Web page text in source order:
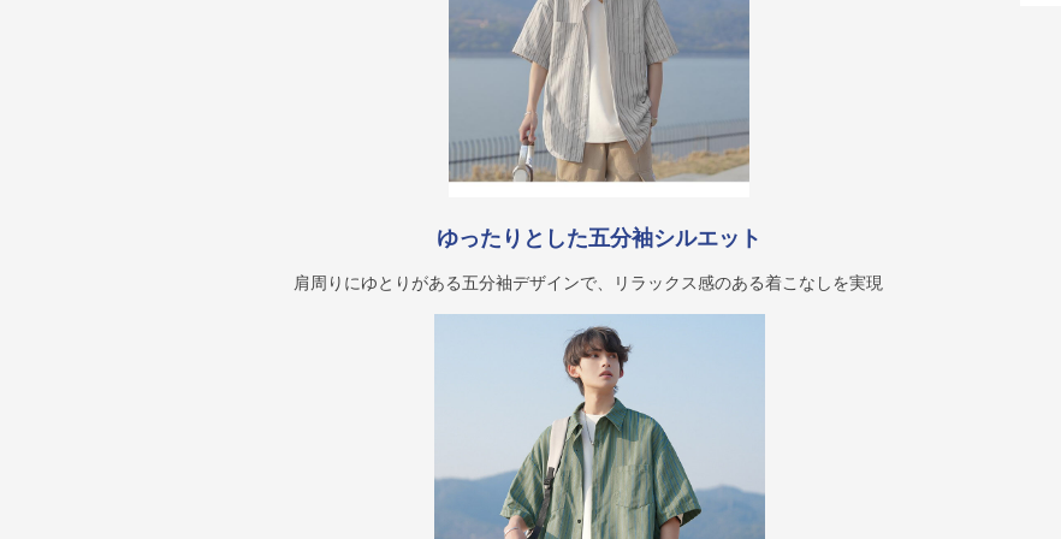
ゆったりとした五分袖シルエット
肩周りにゆとりがある五分袖デザインで、リラックス感のある着こなしを実現